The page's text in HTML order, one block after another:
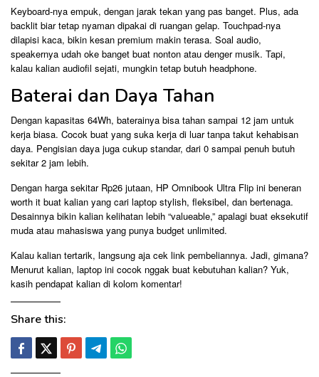
Keyboard-nya empuk, dengan jarak tekan yang pas banget. Plus, ada
backlit biar tetap nyaman dipakai di ruangan gelap. Touchpad-nya
dilapisi kaca, bikin kesan premium makin terasa. Soal audio,
speakernya udah oke banget buat nonton atau denger musik. Tapi,
kalau kalian audiofil sejati, mungkin tetap butuh headphone.
Baterai dan Daya Tahan
Dengan kapasitas 64Wh, baterainya bisa tahan sampai 12 jam untuk
kerja biasa. Cocok buat yang suka kerja di luar tanpa takut kehabisan
daya. Pengisian daya juga cukup standar, dari 0 sampai penuh butuh
sekitar 2 jam lebih.
Dengan harga sekitar Rp26 jutaan, HP Omnibook Ultra Flip ini beneran
worth it buat kalian yang cari laptop stylish, fleksibel, dan bertenaga.
Desainnya bikin kalian kelihatan lebih “valueable,” apalagi buat eksekutif
muda atau mahasiswa yang punya budget unlimited.
Kalau kalian tertarik, langsung aja cek link pembeliannya. Jadi, gimana?
Menurut kalian, laptop ini cocok nggak buat kebutuhan kalian? Yuk,
kasih pendapat kalian di kolom komentar!
Share this: